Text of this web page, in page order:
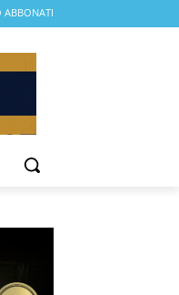
ABBONATI